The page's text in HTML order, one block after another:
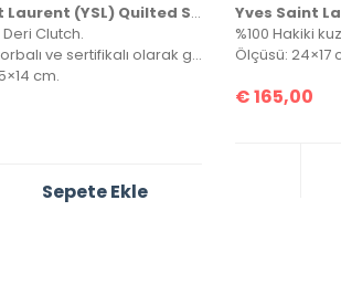
Yves Saint Laurent (YSL) Quilted Shoulder Bag
Deri Clutch.
Kutulu, toz torbalı ve sertifikalı olarak gönderilecektir.
cm.
Sepete Ekle
Ölçüsü: 24×17
€165,00